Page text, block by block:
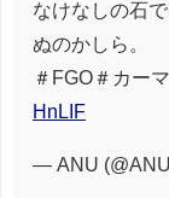
なけなしの石
ぬのかしら。
＃FGO＃カー
HnLIF
— ANU